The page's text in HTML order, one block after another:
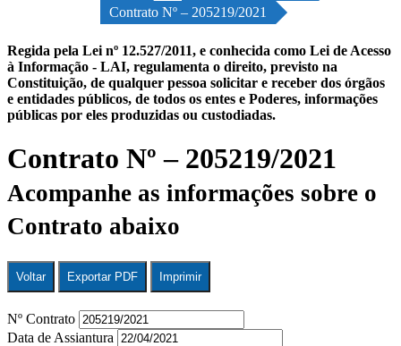
Contrato Nº – 205219/2021
Regida pela Lei nº 12.527/2011, e conhecida como Lei de Acesso
à Informação - LAI, regulamenta o direito, previsto na
Constituição, de qualquer pessoa solicitar e receber dos órgãos
e entidades públicos, de todos os entes e Poderes, informações
públicas por eles produzidas ou custodiadas.
Contrato Nº – 205219/2021
Acompanhe as informações sobre o
Contrato abaixo
Voltar Exportar PDF Imprimir
Nº Contrato
Data de Assiantura